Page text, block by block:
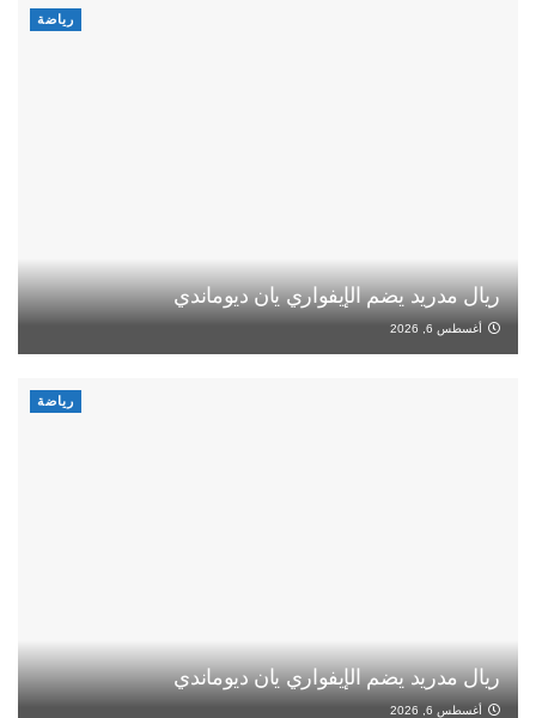
رياضة
ريال مدريد يضم الإيفواري يان ديوماندي
أغسطس 6, 2026
رياضة
ريال مدريد يضم الإيفواري يان ديوماندي
أغسطس 6, 2026